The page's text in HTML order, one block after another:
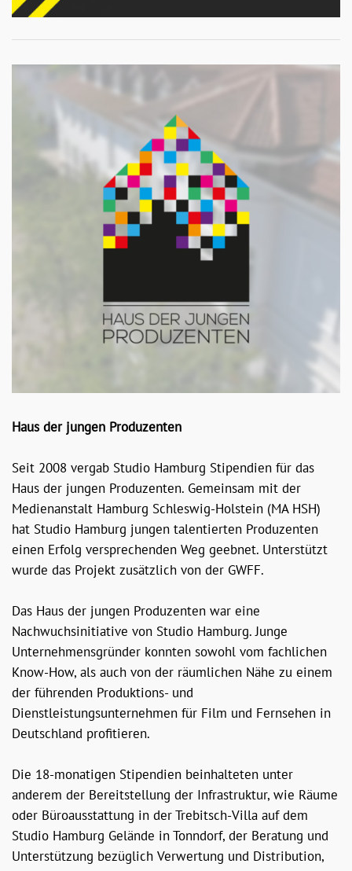
Haus der jungen Produzenten
Seit 2008 vergab Studio Hamburg Stipendien für das
Haus der jungen Produzenten. Gemeinsam mit der
Medienanstalt Hamburg Schleswig-Holstein (MA HSH)
hat Studio Hamburg jungen talentierten Produzenten
einen Erfolg versprechenden Weg geebnet. Unterstützt
wurde das Projekt zusätzlich von der GWFF.
Das Haus der jungen Produzenten war eine
Nachwuchsinitiative von Studio Hamburg. Junge
Unternehmensgründer konnten sowohl vom fachlichen
Know-How, als auch von der räumlichen Nähe zu einem
der führenden Produktions- und
Dienstleistungsunternehmen für Film und Fernsehen in
Deutschland profitieren.
Die 18-monatigen Stipendien beinhalteten unter
anderem der Bereitstellung der Infrastruktur, wie Räume
oder Büroausstattung in der Trebitsch-Villa auf dem
Studio Hamburg Gelände in Tonndorf, der Beratung und
Unterstützung bezüglich Verwertung und Distribution,